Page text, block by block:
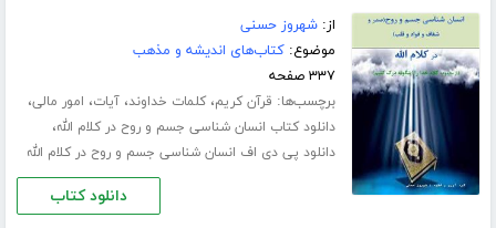
از:شهروز حسنی
موضوع:کتاب‌های اندیشه و مذهب
۳۳۷ صفحه
برچسب‌ها: قرآن کریم،کلمات خداوند،آیات، امور مالی،
دانلود کتاب انسان شناسی جسم و روح در کلام الله،
دانلود پی دی اف انسان شناسی جسم و روح در کلام الله
دانلود کتاب